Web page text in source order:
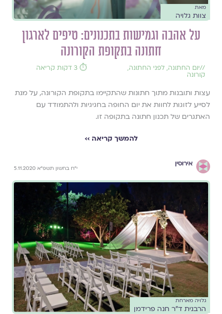
מאת
צוות גלויה
על אהבה וגמישות בתכנונים: טיפים לארגון
חתונה בתקופת הקורונה
//יום החתונה, לפני החתונה,
קורונה
⏱️ 3 דקות קריאה
עצות ותובנות מתוך חתונות שהתקיימו בתקופת הקורונה, על מנת
לסייע לזוגות לחוות את יום החופה בחגיגיות ולהתמודד עם
האתגרים של תכנון חתונה בתקופה זו.
להמשך קריאה ››
אירוסין
י"ח בחשון תשפ"א 5.11.2020
גלויה מארחת
הרבנית ד"ר חנה פרידמן